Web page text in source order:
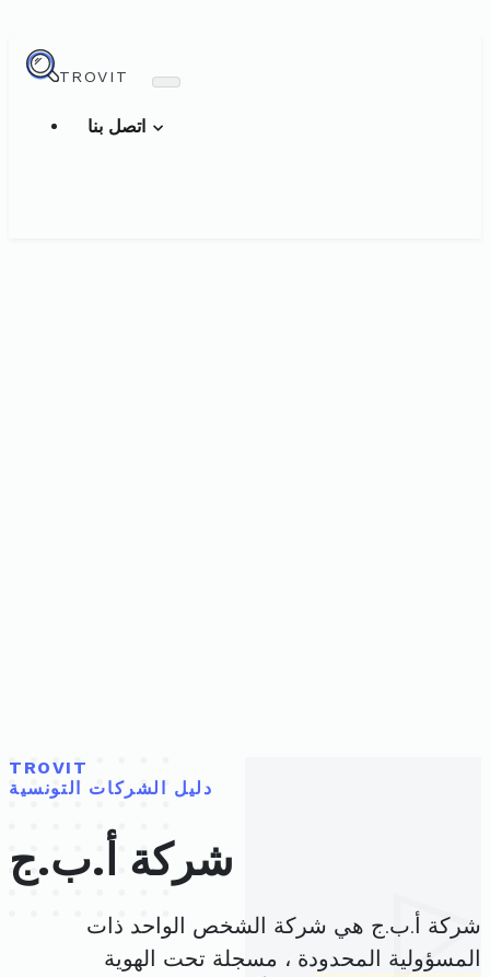
TROVIT
TROVIT
دليل الشركات التونسية
شركة أ.ب.ج
شركة أ.ب.ج هي شركة الشخص الواحد ذات
المسؤولية المحدودة ، مسجلة تحت الهوية